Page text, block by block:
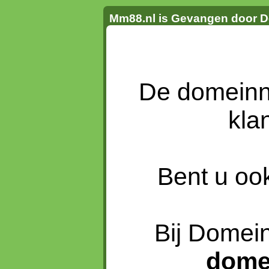
Mm88.nl is Gevangen door
De
Bent u
Bij